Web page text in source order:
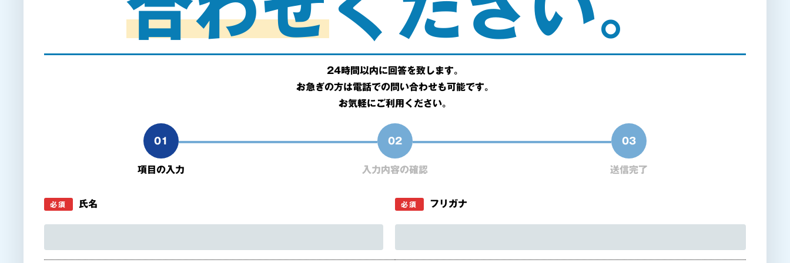
24時間以内に回答を致します。
お急ぎの方は電話での問い合わせも可能です。
お気軽にご利用ください。
01
項目の入力
02
入力内容の確認
03
送信完了
必須 氏名 必須 フリガナ